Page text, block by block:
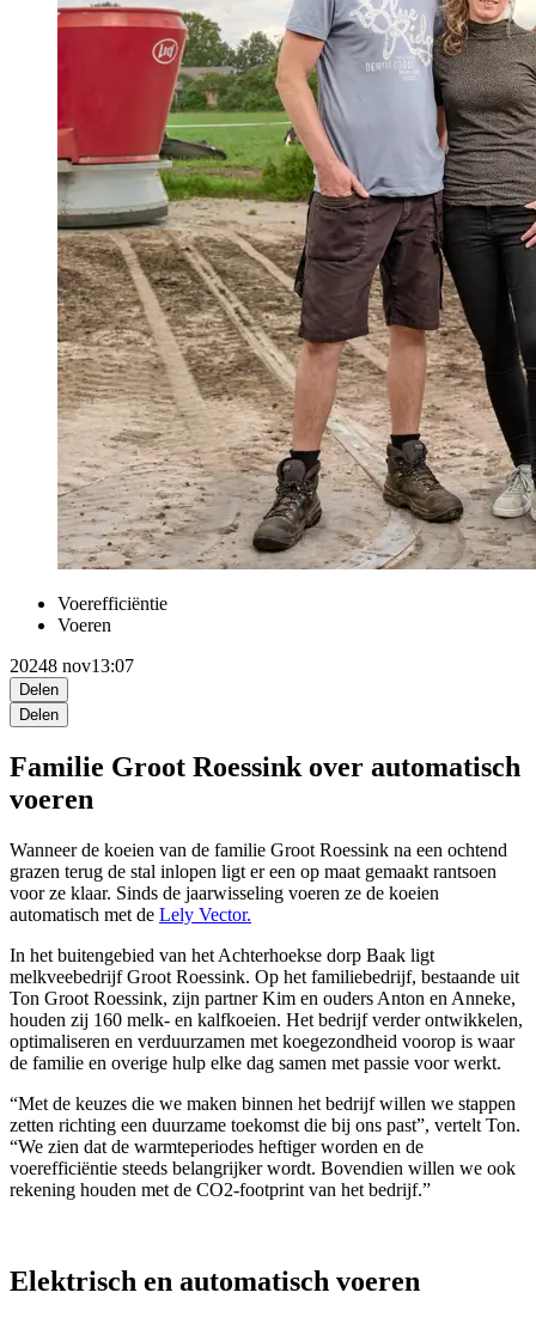
Voerefficiëntie
Voeren
20248 nov13:07
Delen
Delen
Familie Groot Roessink over automatisch
voeren
Wanneer de koeien van de familie Groot Roessink na een ochtend
grazen terug de stal inlopen ligt er een op maat gemaakt rantsoen
voor ze klaar. Sinds de jaarwisseling voeren ze de koeien
automatisch met de Lely Vector.
In het buitengebied van het Achterhoekse dorp Baak ligt
melkveebedrijf Groot Roessink. Op het familiebedrijf, bestaande uit
Ton Groot Roessink, zijn partner Kim en ouders Anton en Anneke,
houden zij 160 melk- en kalfkoeien. Het bedrijf verder ontwikkelen,
optimaliseren en verduurzamen met koegezondheid voorop is waar
de familie en overige hulp elke dag samen met passie voor werkt.
“Met de keuzes die we maken binnen het bedrijf willen we stappen
zetten richting een duurzame toekomst die bij ons past”, vertelt Ton.
“We zien dat de warmteperiodes heftiger worden en de
voerefficiëntie steeds belangrijker wordt. Bovendien willen we ook
rekening houden met de CO2-footprint van het bedrijf.”
Elektrisch en automatisch voeren